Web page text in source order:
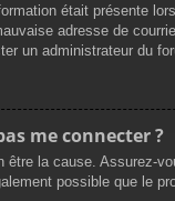
était présente
adresse de
un administrateur du
me connecter ?
être la cause. Assurez-
possible que le